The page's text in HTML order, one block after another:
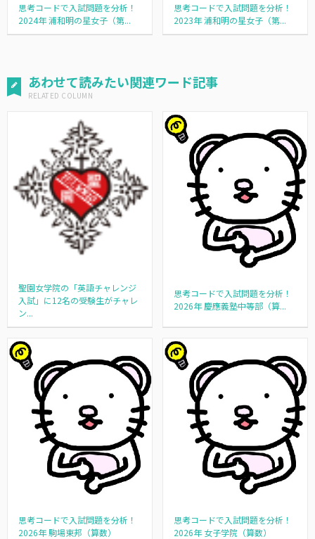
思考コードで入試問題を分析！
2024年 浦和明の星女子（第...
思考コードで入試問題を分析！
2023年 浦和明の星女子（第...
あわせて読みたい関連ワード記事
聖園女学院の「英語チャレンジ
入試」に12名の受験生がチャレ
ン...
思考コードで入試問題を分析！
2026年 慶應義塾中等部（算...
思考コードで入試問題を分析！
2026年 駒場東邦（算数）
思考コードで入試問題を分析！
2026年 女子学院（算数）